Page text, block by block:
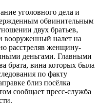
уголовного дела и
обвинительным
двух братьев,
вооруженный налет на
расстреляв женщину-
деньгами. Главными
брата, вина которых была
по факту
близ посёлка
сообщает пресс-служба